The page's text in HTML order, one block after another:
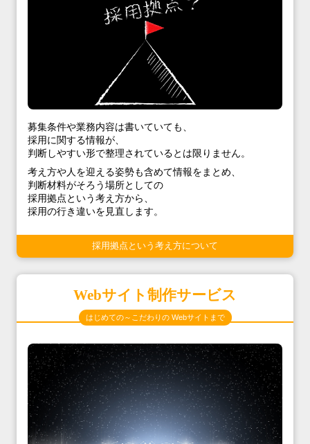
募集条件や業務内容は書いていても、
採用に関する情報が、
判断しやすい形で整理されているとは限りません。
考え方や人を迎える姿勢も含めて情報をまとめ、
判断材料がそろう場所としての
採用拠点という考え方から、
採用の行き違いを見直します。
採用拠点という考え方について
Webサイト制作サービス
はじめての～こだわりの Webサイトまで